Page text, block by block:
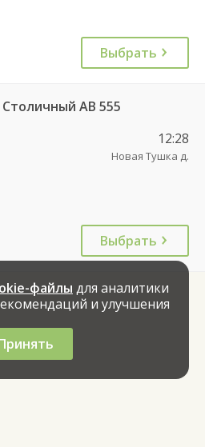
Выбрать
АВ 555
12:28
Новая Тушка д.
Выбрать
файлы для аналитики
и улучшения